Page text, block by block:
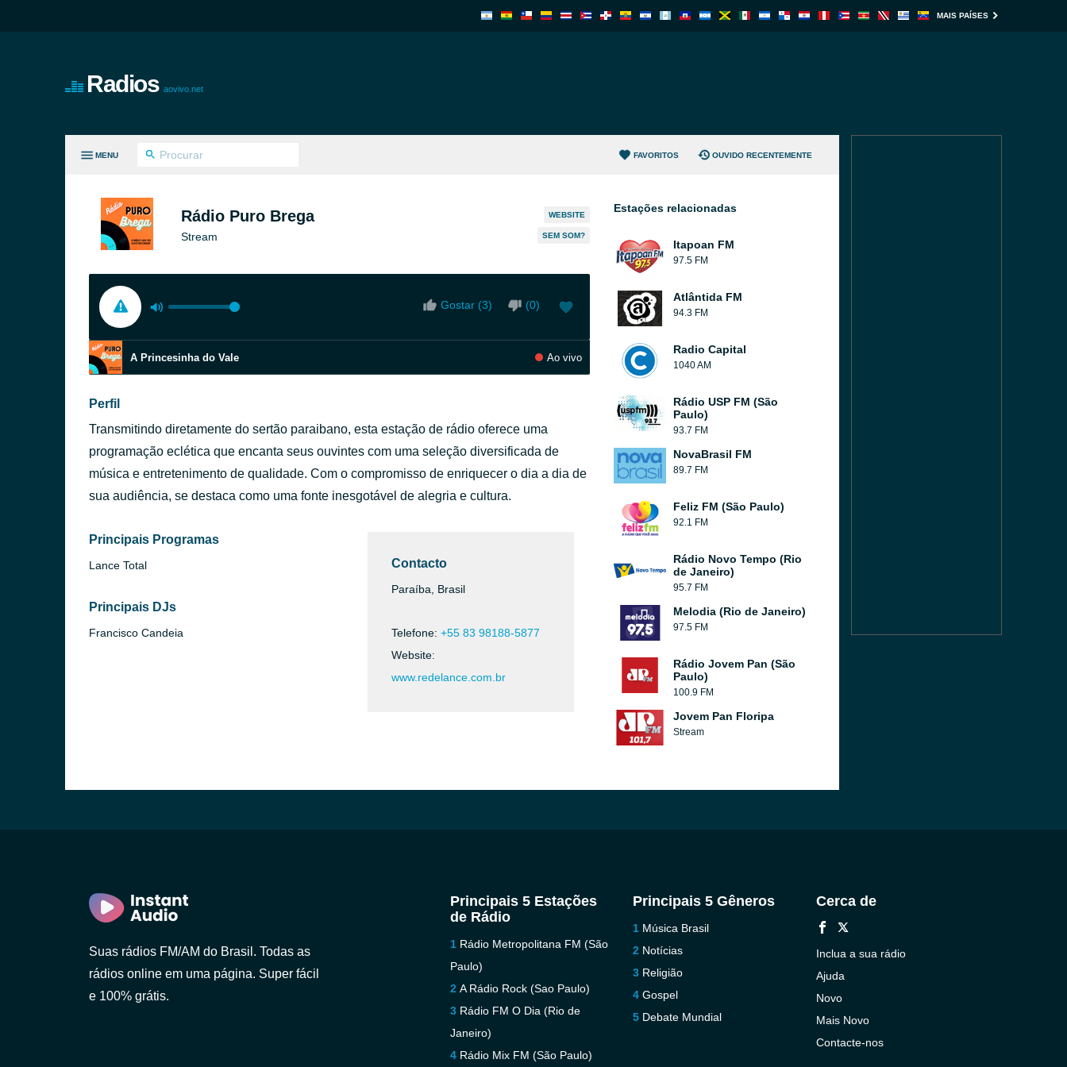
MAIS PAÍSES
Radios aovivo.net
MENU FAVORITOS OUVIDO RECENTEMENTE
Rádio Puro Brega
Stream
WEBSITE
SEM SOM?
Gostar (3) (0)
A Princesinha do Vale Ao vivo
Perfil
Transmitindo diretamente do sertão paraibano, esta estação de rádio oferece uma
programação eclética que encanta seus ouvintes com uma seleção diversificada de
música e entretenimento de qualidade. Com o compromisso de enriquecer o dia a dia de
sua audiência, se destaca como uma fonte inesgotável de alegria e cultura.
Principais Programas
Lance Total
Principais DJs
Francisco Candeia
Contacto
Paraíba, Brasil
Telefone: +55 83 98188-5877
Website:
www.redelance.com.br
Estações relacionadas
Itapoan FM
97.5 FM
Atlântida FM
94.3 FM
Radio Capital
1040 AM
Rádio USP FM (São
Paulo)
93.7 FM
NovaBrasil FM
89.7 FM
Feliz FM (São Paulo)
92.1 FM
Rádio Novo Tempo (Rio
de Janeiro)
95.7 FM
Melodia (Rio de Janeiro)
97.5 FM
Rádio Jovem Pan (São
Paulo)
100.9 FM
Jovem Pan Floripa
Stream
Suas rádios FM/AM do Brasil. Todas as
rádios online em uma página. Super fácil
e 100% grátis.
Principais 5 Estações
de Rádio
Rádio Metropolitana FM (São
Paulo)
A Rádio Rock (Sao Paulo)
Rádio FM O Dia (Rio de
Janeiro)
Rádio Mix FM (São Paulo)
Principais 5 Gêneros
Música Brasil
Notícias
Religião
Gospel
Debate Mundial
Cerca de
Inclua a sua rádio
Ajuda
Novo
Mais Novo
Contacte-nos